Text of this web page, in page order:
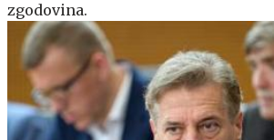
zgodovina.